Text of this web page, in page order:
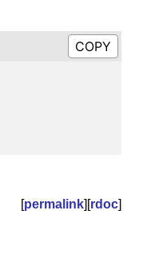
[permalink][rdoc]